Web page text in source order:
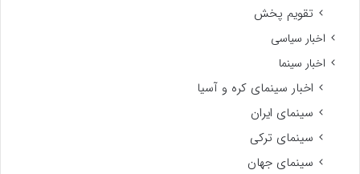
تقویم پخش
اخبار سیاسی
اخبار سینما
اخبار سینمای کره و آسیا
سینمای ایران
سینمای ترکی
سینمای جهان